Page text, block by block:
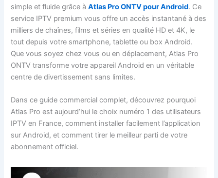
simple et fluide grâce àAtlas Pro ONTV pour Android. Ce
service IPTV premium vous offre un accès instantané à des
milliers de chaînes, films et séries en qualité HD et 4K, le
tout depuis votre smartphone, tablette ou box Android.
Que vous soyez chez vous ou en déplacement, Atlas Pro
ONTV transforme votre appareil Android en un véritable
centre de divertissement sans limites.
Dans ce guide commercial complet, découvrez pourquoi
Atlas Pro est aujourd’hui le choix numéro 1 des utilisateurs
IPTV en France, comment installer facilement l’application
sur Android, et comment tirer le meilleur parti de votre
abonnement officiel.